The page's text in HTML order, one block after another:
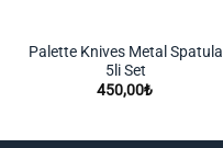
Palette Knives Metal Spatula
5li Set
450,00₺